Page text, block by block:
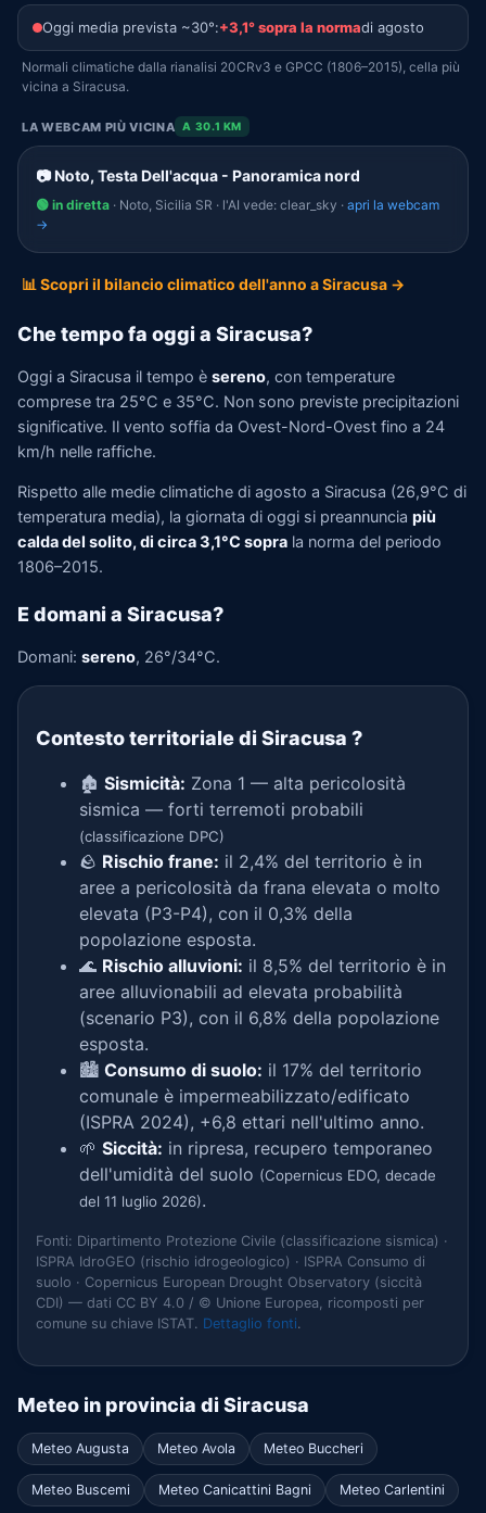
Oggi media prevista ~30°:+3,1° sopra la normadi agosto
Normali climatiche dalla rianalisi 20CRv3 e GPCC (1806–2015), cella più
vicina a Siracusa.
LA WEBCAM PIÙ VICINA A 30.1 KM
📷 Noto, Testa Dell'acqua - Panoramica nord
🟢 in diretta · Noto, Sicilia SR · l'AI vede: clear_sky · apri la webcam
→
📊 Scopri il bilancio climatico dell'anno a Siracusa →
Che tempo fa oggi a Siracusa?
Oggi a Siracusa il tempo è sereno, con temperature
comprese tra 25°C e 35°C. Non sono previste precipitazioni
significative. Il vento soffia da Ovest-Nord-Ovest fino a 24
km/h nelle raffiche.
Rispetto alle medie climatiche di agosto a Siracusa (26,9°C di
temperatura media), la giornata di oggi si preannuncia più
calda del solito, di circa 3,1°C sopra la norma del periodo
1806–2015.
E domani a Siracusa?
Domani: sereno, 26°/34°C.
Contesto territoriale di Siracusa ?
🏚️ Sismicità: Zona 1 — alta pericolosità
sismica — forti terremoti probabili
(classificazione DPC)
🪨 Rischio frane: il 2,4% del territorio è in
aree a pericolosità da frana elevata o molto
elevata (P3-P4), con il 0,3% della
popolazione esposta.
🌊 Rischio alluvioni: il 8,5% del territorio è in
aree alluvionabili ad elevata probabilità
(scenario P3), con il 6,8% della popolazione
esposta.
🏙️ Consumo di suolo: il 17% del territorio
comunale è impermeabilizzato/edificato
(ISPRA 2024), +6,8 ettari nell'ultimo anno.
🌱 Siccità: in ripresa, recupero temporaneo
dell'umidità del suolo (Copernicus EDO, decade
del 11 luglio 2026).
Fonti: Dipartimento Protezione Civile (classificazione sismica) ·
ISPRA IdroGEO (rischio idrogeologico) · ISPRA Consumo di
suolo · Copernicus European Drought Observatory (siccità
CDI) — dati CC BY 4.0 / © Unione Europea, ricomposti per
comune su chiave ISTAT. Dettaglio fonti.
Meteo in provincia di Siracusa
Meteo Augusta Meteo Avola Meteo Buccheri
Meteo Buscemi Meteo Canicattini Bagni Meteo Carlentini